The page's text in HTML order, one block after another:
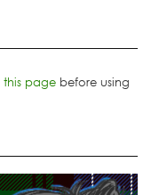
this page before using